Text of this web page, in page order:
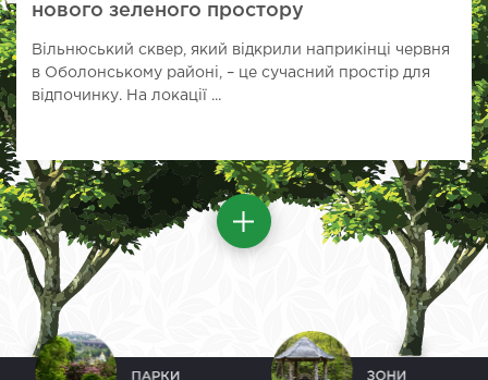
нового зеленого простору
Вільнюський сквер, який відкрили наприкінці червня
в Оболонському районі, – це сучасний простір для
відпочинку. На локації ...